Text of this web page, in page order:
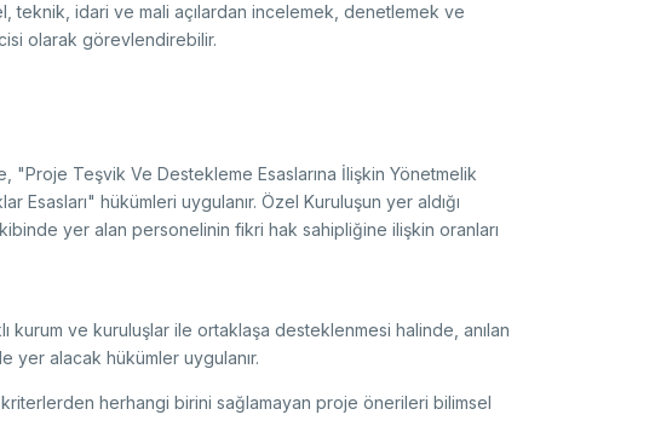
teknik, idari ve mali açılardan incelemek, denetlemek ve
olarak görevlendirebilir.
Teşvik Ve Destekleme Esaslarına İlişkin Yönetmelik
hükümleri uygulanır. Özel Kuruluşun yer aldığı
yer alan personelinin fikri hak sahipliğine ilişkin oranları
kurum ve kuruluşlar ile ortaklaşa desteklenmesi halinde, anılan
yer alacak hükümler uygulanır.
herhangi birini sağlamayan proje önerileri bilimsel